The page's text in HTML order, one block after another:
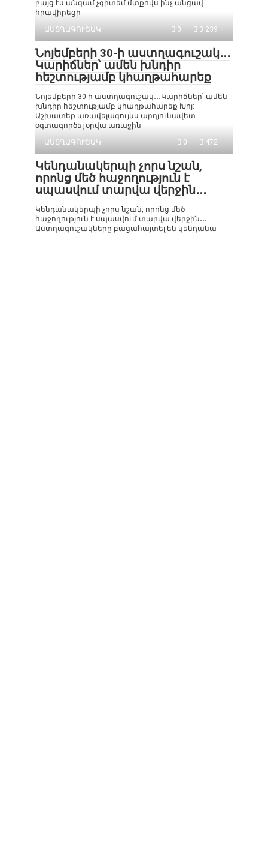
բայց էս անգամ չգիտեմ մտքովս ինչ անցավ
հրավիրեցի
ԱՍՏՂԱԳՈՒՇԱԿ
0 3 239
Նոյեմբերի 30-ի աստղագուշակ․․․
Կարիճներ՝ ամեն խնդիր
հեշտությամբ կհաղթահարեք
Նոյեմբերի 30-ի աստղագուշակ․․․Կարիճներ՝ ամեն
խնդիր հեշտությամբ կհաղթահարեք Խոյ:
Աշխատեք առավելագույնս արդյունավետ
օգտագործել օրվա առաջին
ԱՍՏՂԱԳՈՒՇԱԿ
0 472
Կենդանակերպի չորս նշան,
որոնց մեծ հաջողություն է
սպասվում տարվա վերջին․․․
Կենդանակերպի չորս նշան, որոնց մեծ
հաջողություն է սպասվում տարվա վերջին․․․
Աստղագուշակները բացահայտել են կենդանա